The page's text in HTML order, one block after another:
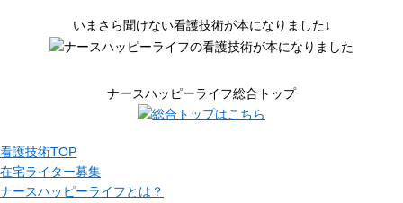
いまさら聞けない看護技術が本になりました↓
ナースハッピーライフ総合トップ
看護技術TOP
在宅ライター募集
ナースハッピーライフとは？